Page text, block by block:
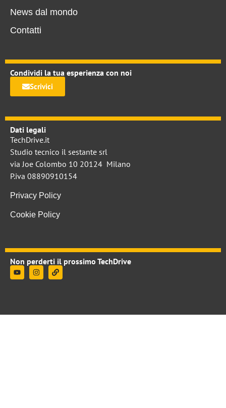
News dal mondo
Contatti
Condividi la tua esperienza con noi
Scrivici
Dati legali
TechDrive.it
Studio tecnico il sestante srl
via Joe Colombo 10 20124 Milano
P.iva 08890910154
Privacy Policy
Cookie Policy
Non perderti il prossimo TechDrive